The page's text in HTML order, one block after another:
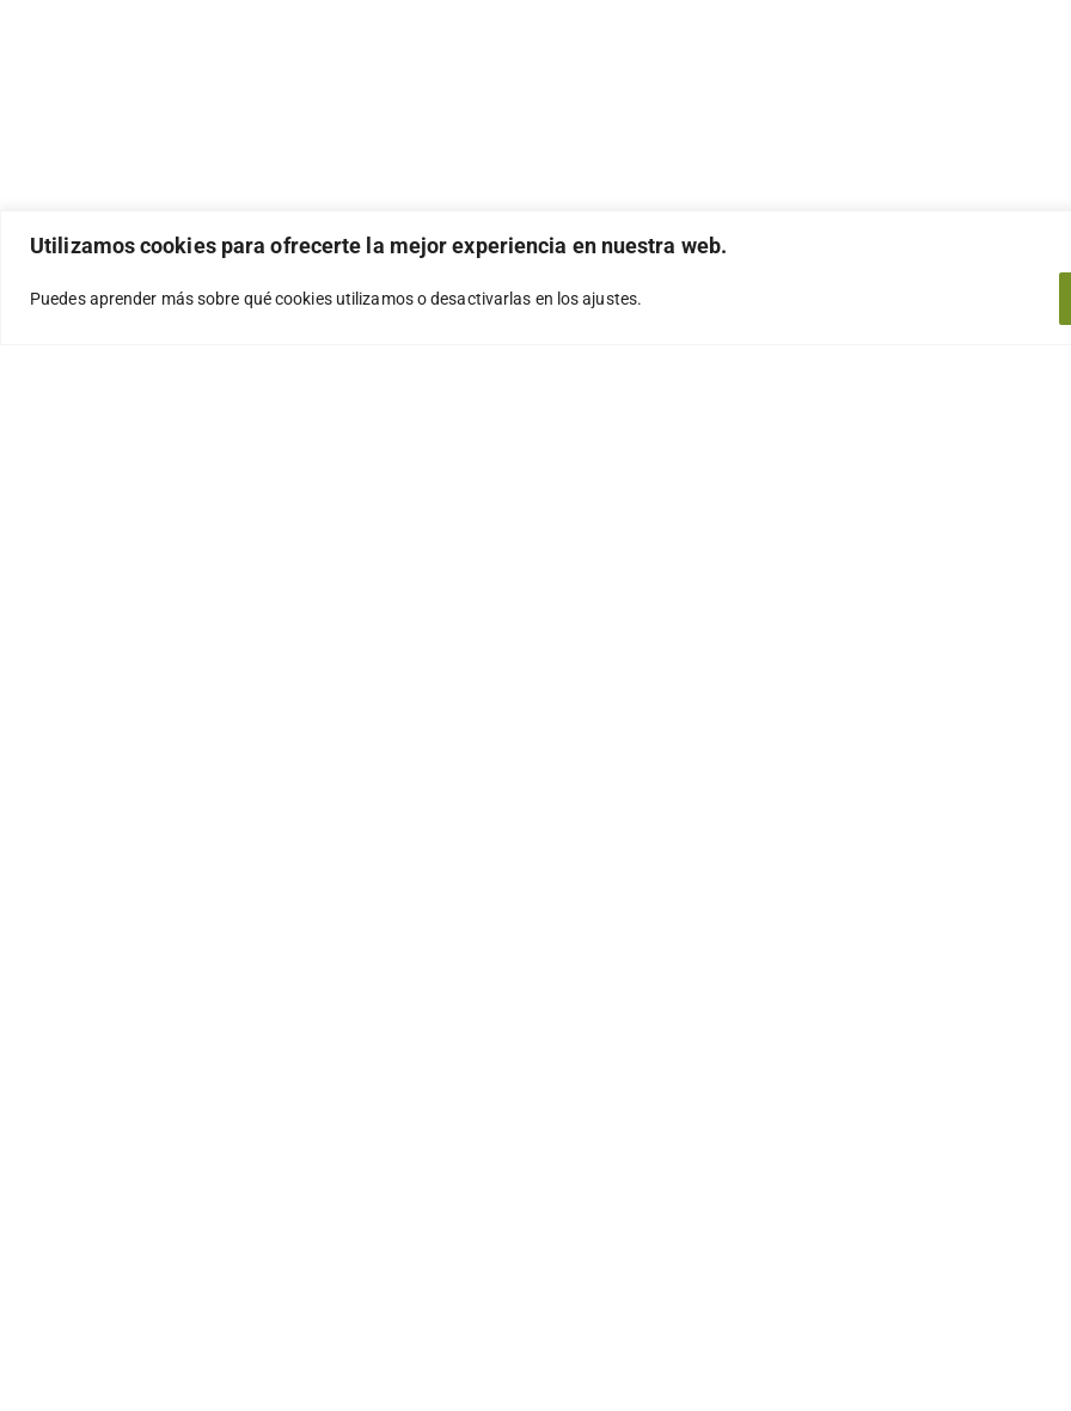
Utilizamos cookies para ofrecerte la mejor experiencia en nuestra web.
Puedes aprender más sobre qué cookies utilizamos o desactivarlas en losajustes.